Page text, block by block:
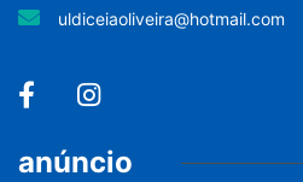
uldiceiaoliveira@hotmail.com
anúncio